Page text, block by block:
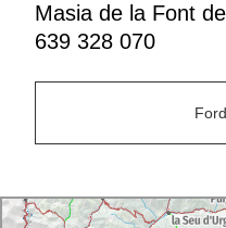
Masia de la Font
639 328 070